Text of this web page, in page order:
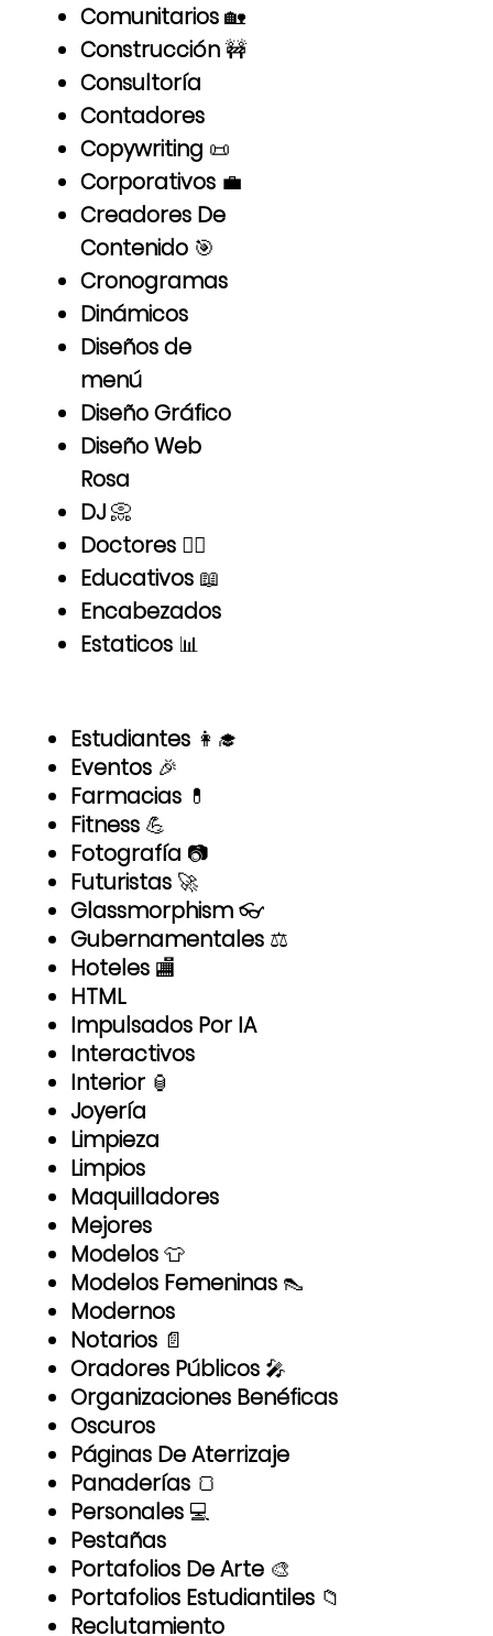
Comunitarios🏡
Construcción🚧
Consultoría
Contadores
Copywriting 📜
Corporativos 💼
Creadores De
Contenido 🎯
Cronogramas
Dinámicos
Diseños de
menú
Diseño Gráfico
Diseño Web
Rosa
DJ📀
Doctores 👨‍⚕️
Educativos 📖
Encabezados
Estaticos 📊
Estudiantes👩‍🎓
Eventos🎉
Farmacias💊
Fitness💪
Fotografía 📷
Futuristas🚀
Glassmorphism👓
Gubernamentales⚖️
Hoteles🏬
HTML
Impulsados Por IA
Interactivos
Interior🏮
Joyería
Limpieza
Limpios
Maquilladores
Mejores
Modelos👕
Modelos Femeninas👠
Modernos
Notarios📄
Oradores Públicos🎤
Organizaciones Benéficas
Oscuros
Páginas De Aterrizaje
Panaderías🍞
Personales💻
Pestañas
Portafolios De Arte🎨
Portafolios Estudiantiles📁
Reclutamiento